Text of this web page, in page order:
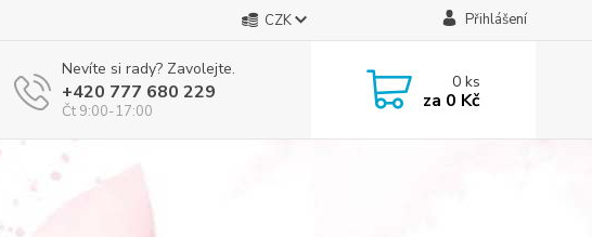
CZK Přihlášení
Nevíte si rady? Zavolejte.
+420 777 680 229
Čt 9:00-17:00
0ks
za 0 Kč